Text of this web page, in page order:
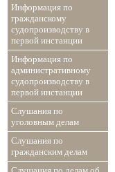
Информация по
гражданскому
судопроизводству в
первой инстанции
Информация по
административному
судопроизводству в
первой инстанции
Слушания по
уголовным делам
Слушания по
гражданским делам